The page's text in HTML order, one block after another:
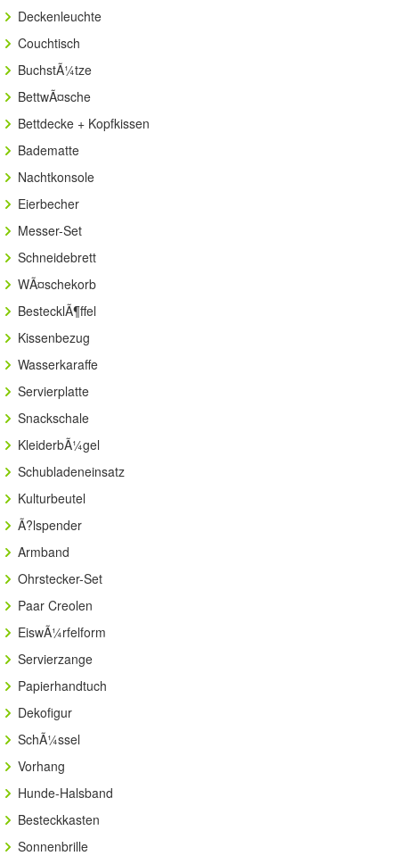
Deckenleuchte
Couchtisch
BuchstÃ¼tze
BettwÃ¤sche
Bettdecke + Kopfkissen
Badematte
Nachtkonsole
Eierbecher
Messer-Set
Schneidebrett
WÃ¤schekorb
BestecklÃ¶ffel
Kissenbezug
Wasserkaraffe
Servierplatte
Snackschale
KleiderbÃ¼gel
Schubladeneinsatz
Kulturbeutel
Ã?lspender
Armband
Ohrstecker-Set
Paar Creolen
EiswÃ¼rfelform
Servierzange
Papierhandtuch
Dekofigur
SchÃ¼ssel
Vorhang
Hunde-Halsband
Besteckkasten
Sonnenbrille